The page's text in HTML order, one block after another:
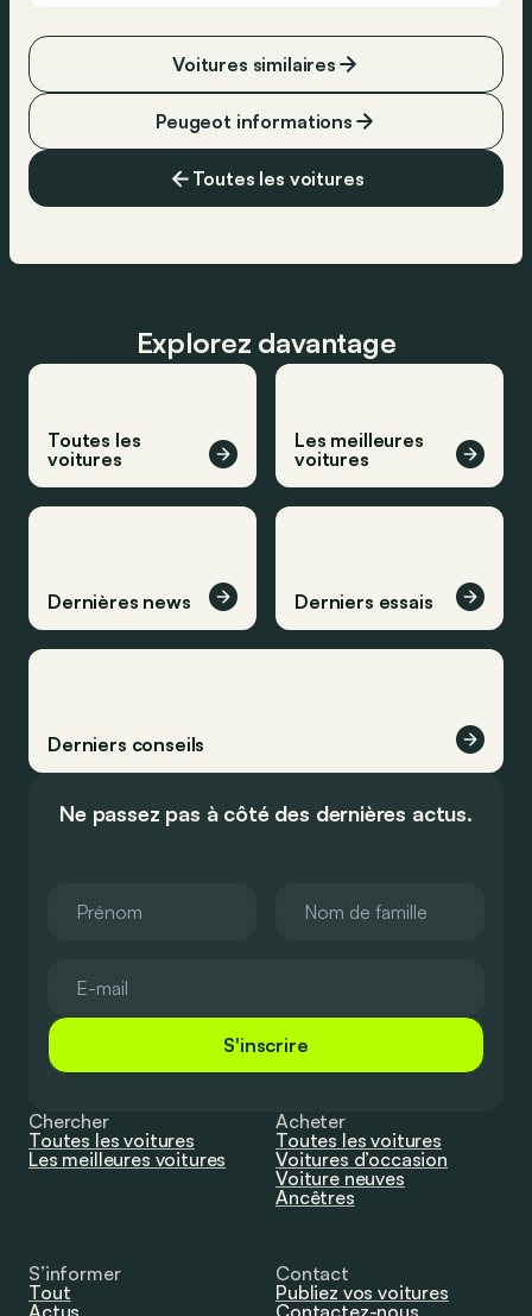
Toutes les voitures
Peugeot informations
Voitures similaires
Explorez davantage
Toutes les
voitures
Les meilleures
voitures
Dernières news Derniers essais
Derniers conseils
Ne passez pas à côté des dernières actus.
S'inscrire
Chercher
Toutes les voitures
Les meilleures voitures
Acheter
Toutes les voitures
Voitures d’occasion
Voiture neuves
Ancêtres
S’informer
Tout
Actus
Contact
Publiez vos voitures
Contactez-nous